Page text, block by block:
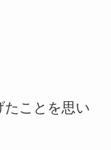
たことを思い